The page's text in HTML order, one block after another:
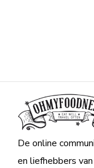
De online
en liefhebbers